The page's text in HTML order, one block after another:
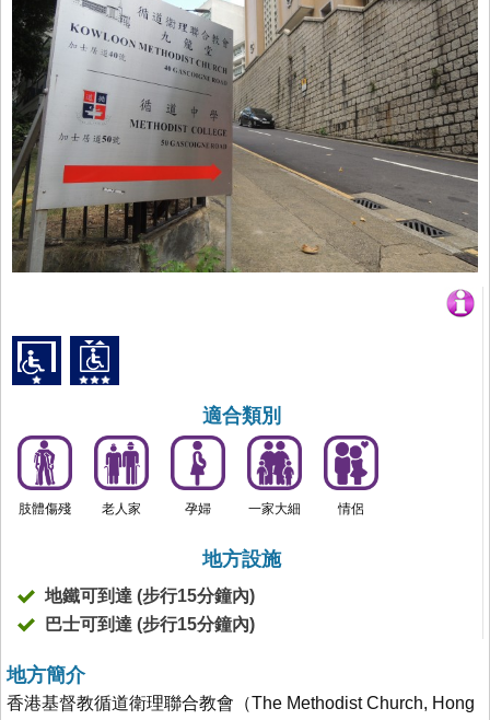
適合類別
肢體傷殘 老人家 孕婦 一家大細 情侶
地方設施
地鐵可到達 (步行15分鐘內)
巴士可到達 (步行15分鐘內)
地方簡介
香港基督教循道衛理聯合教會（The Methodist Church, Hong